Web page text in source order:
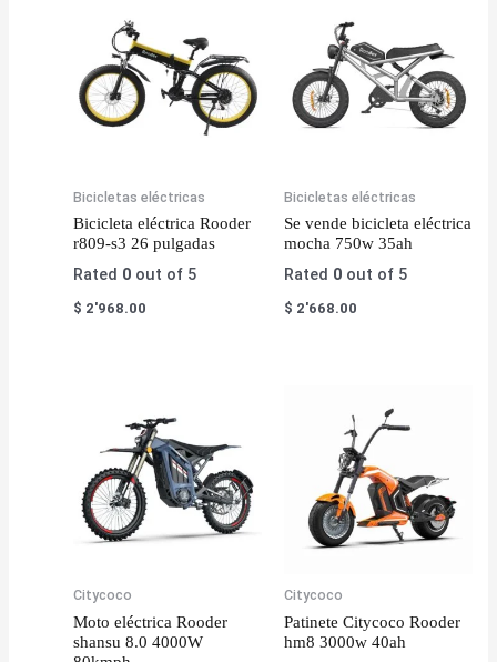
Bicicletas eléctricas
Bicicleta eléctrica Rooder
r809-s3 26 pulgadas
Rated 0 out of 5
$ 2'968.00
Bicicletas eléctricas
Se vende bicicleta eléctrica
mocha 750w 35ah
Rated 0out of 5
$ 2'668.00
Citycoco
Moto eléctrica Rooder
shansu 8.0 4000W
Citycoco
Patinete Citycoco Rooder
hm8 3000w 40ah